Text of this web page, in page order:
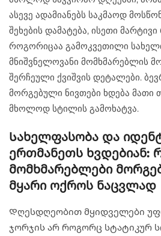
ასევე ადამიანებს საკმაოდ
შეხების დამატება, ისეთი
როგორიცაა გამოკვეთილი
მნიშვნელოვანი მომხმარებლის
შერჩეული ქვიშვის დეტალები.
მორგებული ნივთები ხდება მათი
მხოლოდ სტილის გამოხატვა.
Სახელფასობა და
ერთმანეთს ხვდებიან:
მომხმარებლები
მყარი ოქროს ნაცვლად
Დღესდღეობით მყიდველები
ჯორჯის არ როგორც სტატიკურ